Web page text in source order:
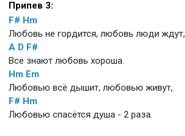
Припев 3:
F# Hm
Любовь не гордится, любовь люди ждут,
A D F#
Все знают любовь хороша.
Hm Em
Любовью всё дышит, любовью живут,
F# Hm
Любовью спасётся душа - 2 раза.